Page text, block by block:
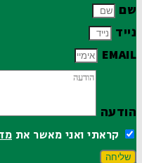
שם
נייד
EMAIL
הודעה
קראתי ואני מאשר את
שליחה